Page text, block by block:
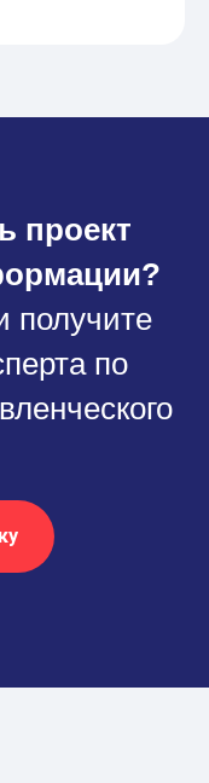
проект
получите
по